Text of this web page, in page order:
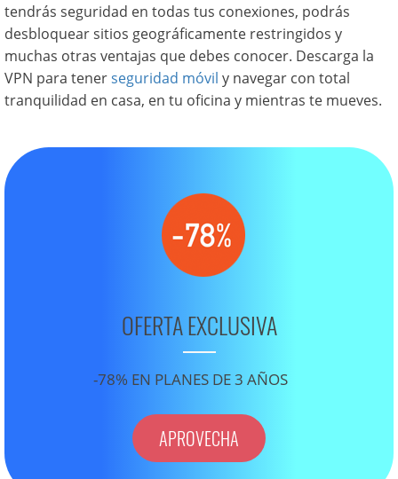
tendrás seguridad en todas tus conexiones, podrás
desbloquear sitios geográficamente restringidos y
muchas otras ventajas que debes conocer. Descarga la
VPN para tenerseguridad móvil y navegar con total
tranquilidad en casa, en tu oficina y mientras te mueves.
OFERTA EXCLUSIVA
-78% EN PLANES DE 3 AÑOS
APROVECHA